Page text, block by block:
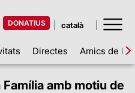
DONATIUS
Directes Amics de la
amb motiu de